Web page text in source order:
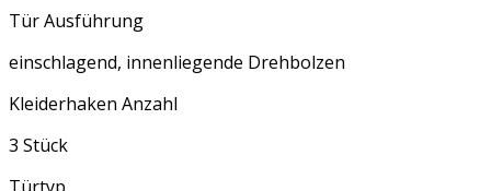
Tür Ausführung
einschlagend, innenliegende Drehbolzen
Kleiderhaken Anzahl
3 Stück